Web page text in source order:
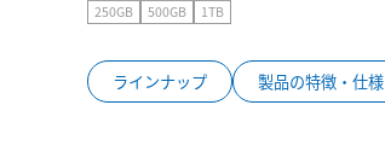
250GB 500GB 1TB
ラインナップ 製品の特徴・仕様